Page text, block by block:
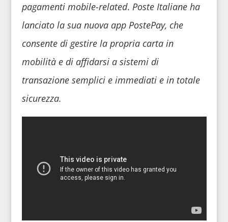
pagamenti mobile-related. Poste Italiane ha
lanciato la sua nuova app PostePay, che
consente di gestire la propria carta in
mobilità e di affidarsi a sistemi di
transazione semplici e immediati e in totale
sicurezza.